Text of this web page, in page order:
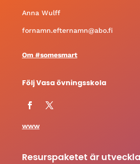
Anna Wulff
fornamn.efternamn@abo.fi
Om #somesmart
Följ Vasa övningsskola
www
Resurspaketet är